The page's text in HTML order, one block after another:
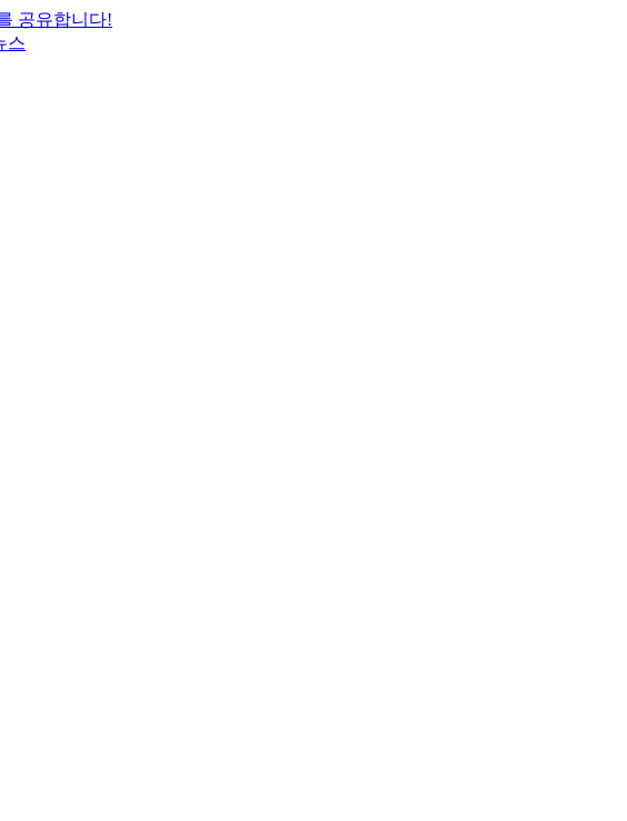
공유합니다!
스